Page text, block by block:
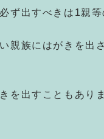
ず出すべきは1親等
親族にはがきを出
を出すこともありま